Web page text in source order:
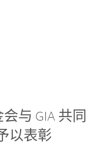
会与 GIA 共同
以表彰